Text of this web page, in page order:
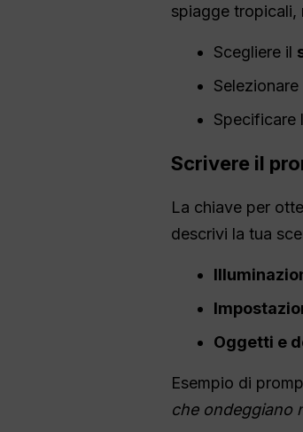
spiagge tropicali,
Scegliere il
Specificare
Scrivere il
La chiave per
descrivi la tua
Oggetti e
Esempio di
che ondeggiano